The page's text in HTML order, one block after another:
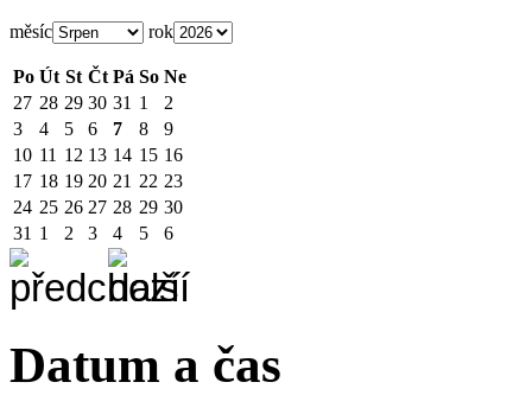
měsíc rok
Po Út St Čt Pá So Ne
27 28 29 30 31 1
2
3
4 5 6 7 8
9
10 11 12 13 14 15 16
17 18 19 20 21 22 23
24 25 26 27 28 29 30
31 1 2 3 4 5 6
Datum a čas